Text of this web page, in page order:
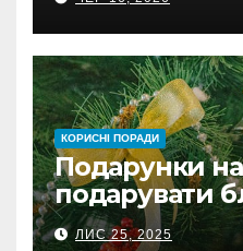
Проверь
КОРИСНІ ПОРАДИ
Подарунки
подарувати
Польщі
ЛИС 25, 2025